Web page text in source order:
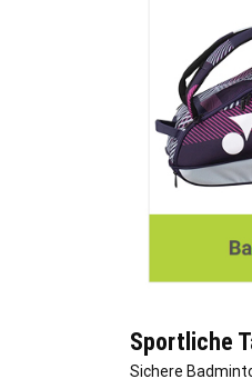
Sportliche
Sichere